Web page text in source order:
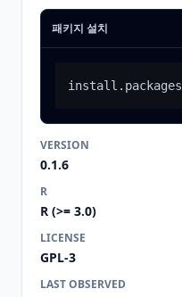
패키지 설치
install.packages
VERSION
0.1.6
R
R (>= 3.0)
LICENSE
GPL-3
LAST OBSERVED